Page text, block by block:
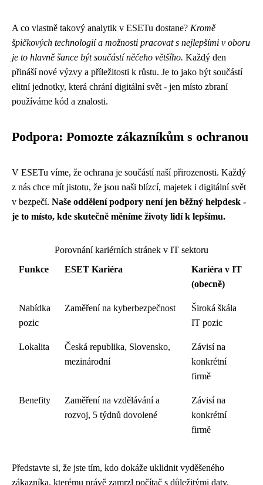
A co vlastně takový analytik v ESETu dostane? Kromě
špičkových technologií a možnosti pracovat s nejlepšími v oboru
je to hlavně šance být součástí něčeho většího. Každý den
přináší nové výzvy a příležitosti k růstu. Je to jako být součástí
elitní jednotky, která chrání digitální svět - jen místo zbraní
používáme kód a znalosti.
Podpora: Pomozte zákazníkům s ochranou
V ESETu víme, že ochrana je součástí naší přirozenosti. Každý
z nás chce mít jistotu, že jsou naši blízcí, majetek i digitální svět
v bezpečí. Naše oddělení podpory není jen běžný helpdesk -
je to místo, kde skutečně měníme životy lidí k lepšímu.
Porovnání kariérních stránek v IT sektoru
Funkce
ESET Kariéra
Kariéra v IT
(obecně)
Nabídka
pozic
Zaměření na kyberbezpečnost
Široká škála
IT pozic
Lokalita
Česká republika, Slovensko,
mezinárodní
Závisí na
konkrétní
firmě
Benefity
Zaměření na vzdělávání a
rozvoj, 5 týdnů dovolené
Závisí na
konkrétní
firmě
Představte si, že jste tím, kdo dokáže uklidnit vyděšeného
zákazníka, kterému právě zamrzl počítač s důležitými daty.